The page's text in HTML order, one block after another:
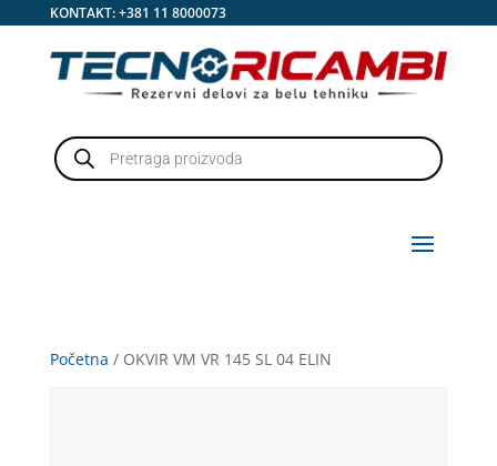
KONTAKT:+381 11 8000073
Products
search
Početna / OKVIR VM VR 145 SL 04 ELIN